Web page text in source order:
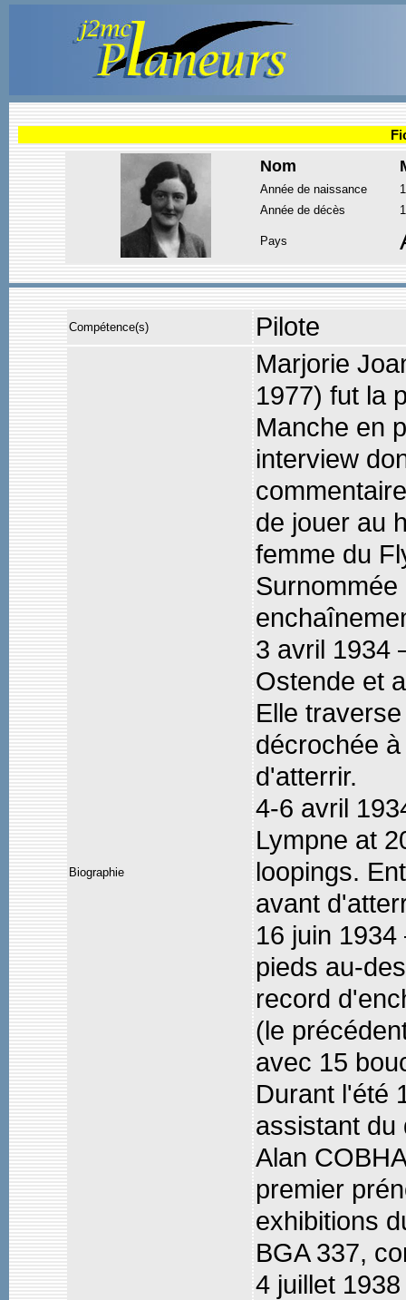
Nom
Année de naissance
Année de décès
Pays
Compétence(s) Pilote
Biographie
Marjorie
1977) fut la
Manche en
interview
de jouer au
femme du
3 avril 1934
Ostende et
Elle
décrochée
d'atterrir.
4-6 avril
Lympne at
loopings.
avant
16 juin
pieds au-
record
(le
avec 15
Durant l'été
assistant du
Alan
premier
exhibitions
BGA 337,
4 juillet